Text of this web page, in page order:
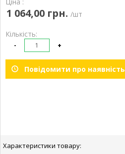
1 064,00 грн. /шт
Кількість:
- +
Повідомити про наявність
Характеристики товару: